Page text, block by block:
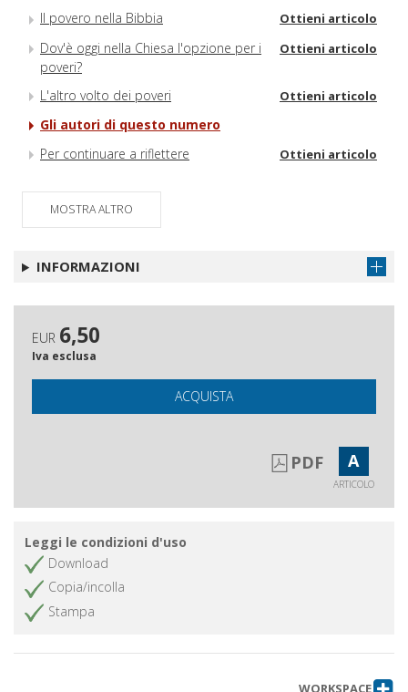
Il povero nella Bibbia Ottieni articolo
Dov'è oggi nella Chiesa l'opzione per i
poveri?
Ottieni articolo
L'altro volto dei poveri Ottieni articolo
Gli autori di questo numero
Per continuare a riflettere
Ottieni articolo
MOSTRA ALTRO
INFORMAZIONI
EUR 6,50
Iva esclusa
ACQUISTA
PDF A
ARTICOLO
Leggi le condizioni d'uso
Download
Copia/incolla
Stampa
WORKSPACE